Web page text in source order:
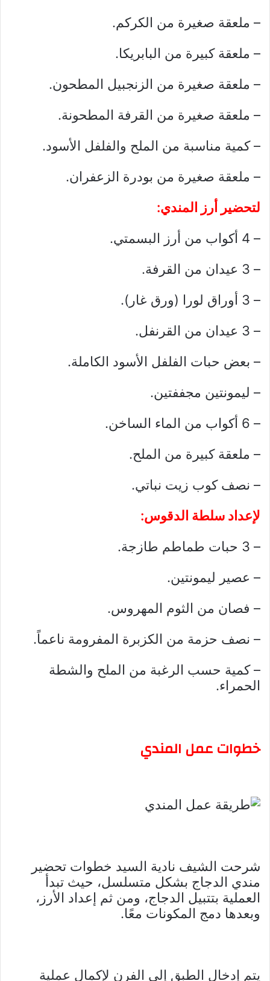
– ملعقة صغيرة من الكركم.
– ملعقة كبيرة من البابريكا.
– ملعقة صغيرة من الزنجبيل المطحون.
– ملعقة صغيرة من القرفة المطحونة.
– كمية مناسبة من الملح والفلفل الأسود.
– ملعقة صغيرة من بودرة الزعفران.
لتحضير أرز المندي:
– 4 أكواب من أرز البسمتي.
– 3 عيدان من القرفة.
– 3 أوراق لورا (ورق غار).
– 3 عيدان من القرنفل.
– بعض حبات الفلفل الأسود الكاملة.
– ليمونتين مجففتين.
– 6 أكواب من الماء الساخن.
– ملعقة كبيرة من الملح.
– نصف كوب زيت نباتي.
لإعداد سلطة الدقوس:
– 3 حبات طماطم طازجة.
– عصير ليمونتين.
– فصان من الثوم المهروس.
– نصف حزمة من الكزبرة المفرومة ناعماً.
– كمية حسب الرغبة من الملح والشطة
الحمراء.
خطوات عمل المندي
شرحت الشيف نادية السيد خطوات تحضير
مندي الدجاج بشكل متسلسل، حيث تبدأ
العملية بتتبيل الدجاج، ومن ثم إعداد الأرز،
وبعدها دمج المكونات معًا.
يتم إدخال الطبق إلى الفرن لإكمال عملية